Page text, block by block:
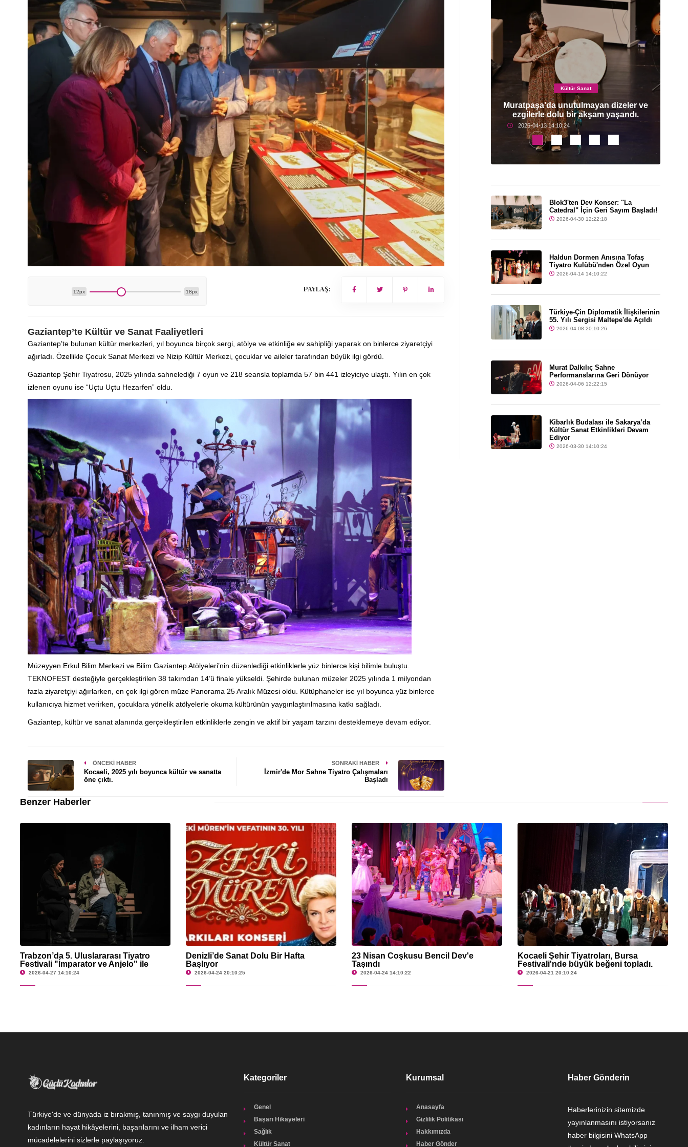
12px 18px PAYLAŞ:
Gaziantep’te Kültür ve Sanat Faaliyetleri
Gaziantep’te bulunan kültür merkezleri, yıl boyunca birçok sergi, atölye ve etkinliğe ev sahipliği yaparak on binlerce ziyaretçiyi
ağırladı. Özellikle Çocuk Sanat Merkezi ve Nizip Kültür Merkezi, çocuklar ve aileler tarafından büyük ilgi gördü.
Gaziantep Şehir Tiyatrosu, 2025 yılında sahnelediği 7 oyun ve 218 seansla toplamda 57 bin 441 izleyiciye ulaştı. Yılın en çok
izlenen oyunu ise “Uçtu Uçtu Hezarfen” oldu.
Müzeyyen Erkul Bilim Merkezi ve Bilim Gaziantep Atölyeleri’nin düzenlediği etkinliklerle yüz binlerce kişi bilimle buluştu.
TEKNOFEST desteğiyle gerçekleştirilen 38 takımdan 14’ü finale yükseldi. Şehirde bulunan müzeler 2025 yılında 1 milyondan
fazla ziyaretçiyi ağırlarken, en çok ilgi gören müze Panorama 25 Aralık Müzesi oldu. Kütüphaneler ise yıl boyunca yüz binlerce
kullanıcıya hizmet verirken, çocuklara yönelik atölyelerle okuma kültürünün yaygınlaştırılmasına katkı sağladı.
Gaziantep, kültür ve sanat alanında gerçekleştirilen etkinliklerle zengin ve aktif bir yaşam tarzını desteklemeye devam ediyor.
ÖNCEKI HABER
Kocaeli, 2025 yılı boyunca kültür ve sanatta
öne çıktı.
SONRAKI HABER
İzmir'de Mor Sahne Tiyatro Çalışmaları
Başladı
Kültür Sanat
Ramazan Kültür Sanat Takvimi
Söyleşisiyle Devam Ediyor
2026-03-09 14:10:20
Kültür Sanat
Muratpaşa’da unutulmayan dizeler ve
ezgilerle dolu bir akşam yaşandı.
2026-04-13 14:10:24
Blok3'ten Dev Konser: "La
Catedral" İçin Geri Sayım Başladı!
2026-04-30 12:22:18
Haldun Dormen Anısına Tofaş
Tiyatro Kulübü'nden Özel Oyun
2026-04-14 14:10:22
Türkiye-Çin Diplomatik İlişkilerinin
55. Yılı Sergisi Maltepe'de Açıldı
2026-04-08 20:10:26
Murat Dalkılıç Sahne
Performanslarına Geri Dönüyor
2026-04-06 12:22:15
Kibarlık Budalası ile Sakarya’da
Kültür Sanat Etkinlikleri Devam
Ediyor
2026-03-30 14:10:24
Benzer Haberler
Trabzon’da 5. Uluslararası Tiyatro
Festivali "İmparator ve Anjelo" ile
Sona Erdi.
2026-04-27 14:10:24
Denizli’de Sanat Dolu Bir Hafta
Başlıyor
2026-04-24 20:10:25
23 Nisan Coşkusu Bencil Dev'e
Taşındı
2026-04-24 14:10:22
Kocaeli Şehir Tiyatroları, Bursa
Festivali'nde büyük beğeni topladı.
2026-04-21 20:10:24
Türkiye'de ve dünyada iz bırakmış, tanınmış ve saygı duyulan
kadınların hayat hikâyelerini, başarılarını ve ilham verici
mücadelelerini sizlerle paylaşıyoruz.
Kategoriler
Genel
Başarı Hikayeleri
Sağlık
Kültür Sanat
Kurumsal
Anasayfa
Gizlilik Politikası
Hakkımızda
Haber Gönder
Haber Gönderin
Haberlerinizin sitemizde
yayınlanmasını istiyorsanız
haber bilgisini WhatsApp